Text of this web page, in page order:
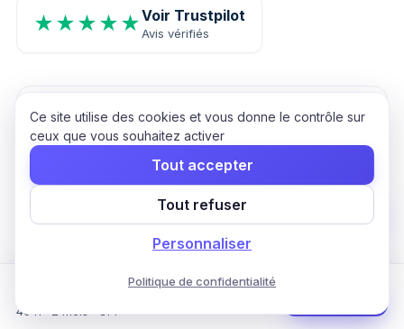
★★★★★Voir Trustpilot
Avis vérifiés
★★★★★
Super tuteur
Bien que les cours manquent à mon avis d'exemples et
d'exercices ciblés, mon tuteur est à l'écoute et a les
13 août 2025
Formation Webmarketing & Community
40 h · 2 mois · CPF
Ce site utilise des cookies et vous donne le contrôle sur
ceux que vous souhaitez activer
Tout accepter
Tout refuser
Personnaliser
Politique de confidentialité